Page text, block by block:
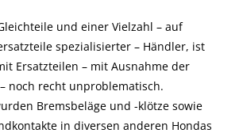
und einer Vielzahl – auf
spezialisierter – Händler, ist
Ersatzteilen – mit Ausnahme der
noch recht unproblematisch.
Bremsbeläge und -klötze sowie
in diversen anderen Hondas